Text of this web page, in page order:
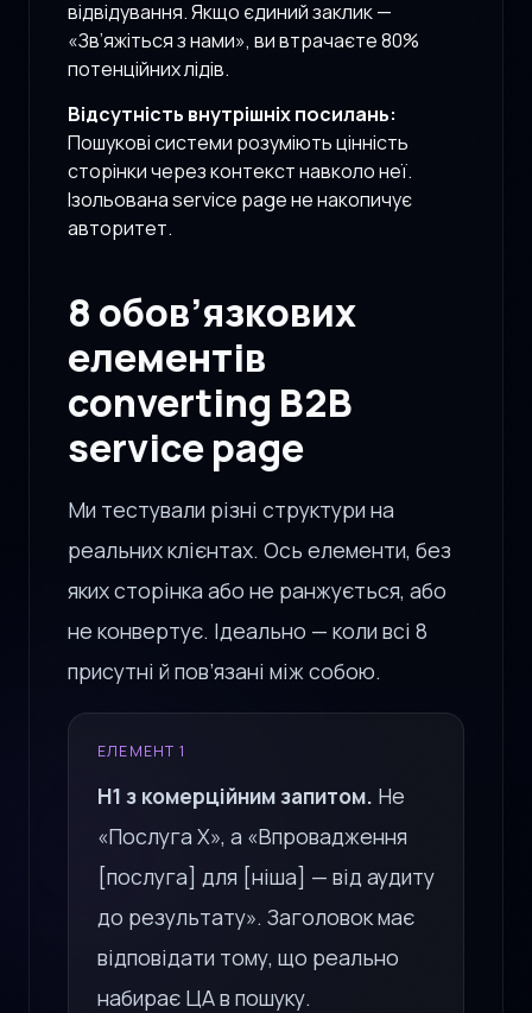
відвідування. Якщо єдиний заклик —
«Зв’яжіться з нами», ви втрачаєте 80%
потенційних лідів.
Відсутність внутрішніх посилань:
Пошукові системи розуміють цінність
сторінки через контекст навколо неї.
Ізольована service page не накопичує
авторитет.
8 обов’язкових
елементів
converting B2B
service page
Ми тестували різні структури на
реальних клієнтах. Ось елементи, без
яких сторінка або не ранжується, або
не конвертує. Ідеально — коли всі 8
присутні й пов’язані між собою.
ЕЛЕМЕНТ 1
H1 з комерційним запитом. Не
«Послуга X», а «Впровадження
[послуга] для [ніша] — від аудиту
до результату». Заголовок має
відповідати тому, що реально
набирає ЦА в пошуку.